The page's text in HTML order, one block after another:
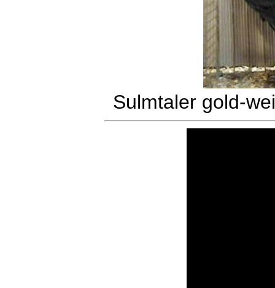
Sulmtaler gold-